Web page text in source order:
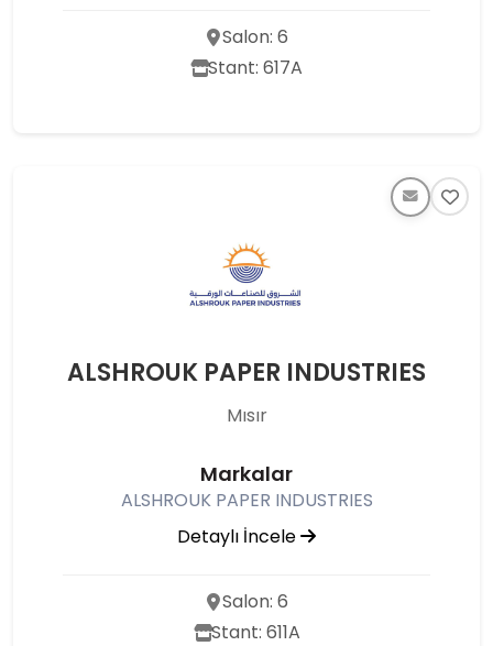
Salon: 6
Stant: 617A
ALSHROUK PAPER INDUSTRIES
Mısır
Markalar
ALSHROUK PAPER INDUSTRIES
Detaylı İncele
Salon: 6
Stant: 611A